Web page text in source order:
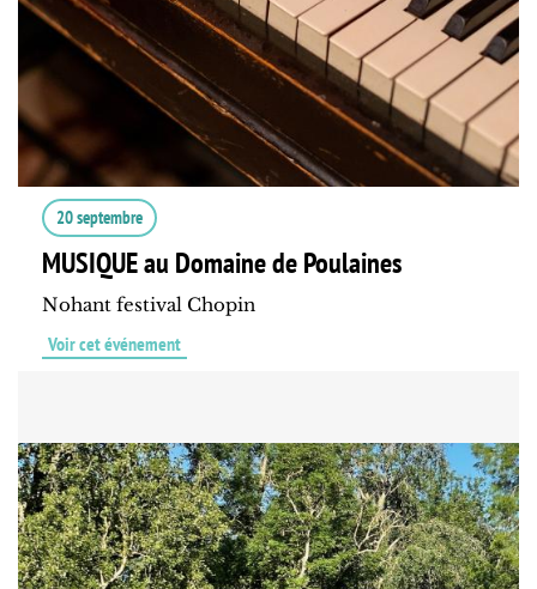
20 septembre
MUSIQUE au Domaine de Poulaines
Nohant festival Chopin
Voir cet événement